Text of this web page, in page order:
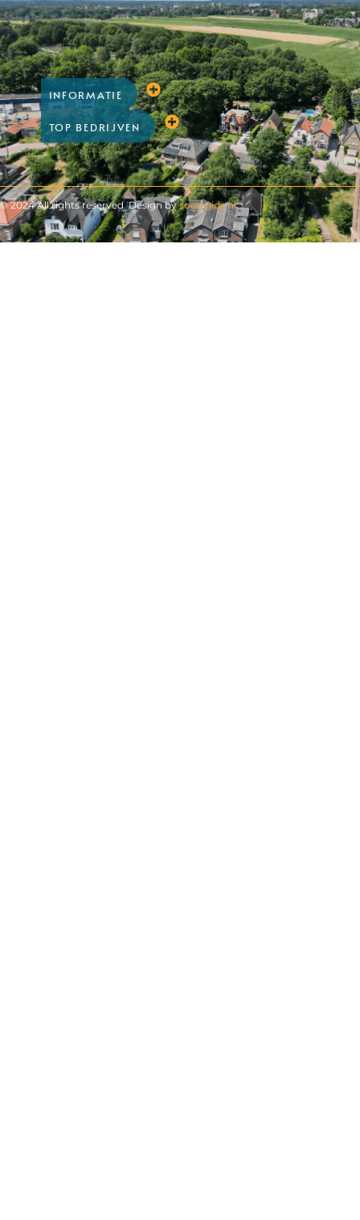
INFORMATIE
TOP BEDRIJVEN
© 2024 All rights reserved. Design bysoestgids.nl